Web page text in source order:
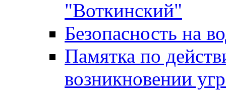
"Воткинский"
Безопасность на
Памятка по
возникновении